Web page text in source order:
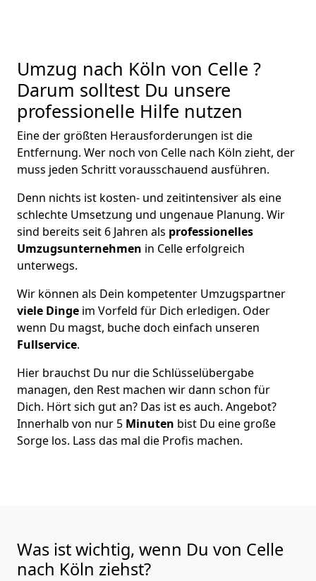
Umzug nach Köln von Celle ?
Darum solltest Du unsere
professionelle Hilfe nutzen
Eine der größten Herausforderungen ist die
Entfernung. Wer noch von Celle nach Köln zieht, der
muss jeden Schritt vorausschauend ausführen.
Denn nichts ist kosten- und zeitintensiver als eine
schlechte Umsetzung und ungenaue Planung. Wir
sind bereits seit 6 Jahren als professionelles
Umzugsunternehmen in Celle erfolgreich
unterwegs.
Wir können als Dein kompetenter Umzugspartner
viele Dinge im Vorfeld für Dich erledigen. Oder
wenn Du magst, buche doch einfach unseren
Fullservice.
Hier brauchst Du nur die Schlüsselübergabe
managen, den Rest machen wir dann schon für
Dich. Hört sich gut an? Das ist es auch. Angebot?
Innerhalb von nur 5 Minuten bist Du eine große
Sorge los. Lass das mal die Profis machen.
Was ist wichtig, wenn Du von Celle
nach Köln ziehst?